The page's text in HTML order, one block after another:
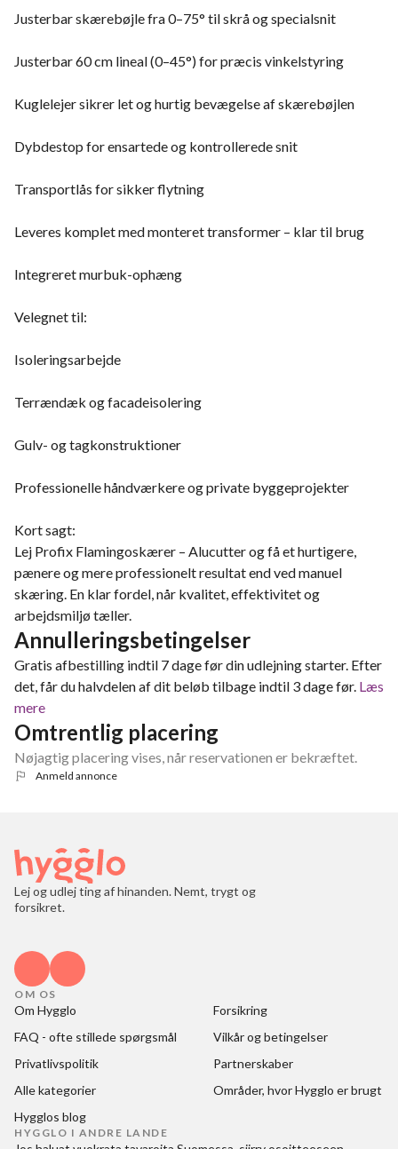
Justerbar skærebøjle fra 0–75° til skrå og specialsnit
Justerbar 60 cm lineal (0–45°) for præcis vinkelstyring
Kuglelejer sikrer let og hurtig bevægelse af skærebøjlen
Dybdestop for ensartede og kontrollerede snit
Transportlås for sikker flytning
Leveres komplet med monteret transformer – klar til brug
Integreret murbuk-ophæng
Velegnet til:
Isoleringsarbejde
Terrændæk og facadeisolering
Gulv- og tagkonstruktioner
Professionelle håndværkere og private byggeprojekter
Kort sagt:
Lej Profix Flamingoskærer – Alucutter og få et hurtigere,
pænere og mere professionelt resultat end ved manuel
skæring. En klar fordel, når kvalitet, effektivitet og
arbejdsmiljø tæller.
Annulleringsbetingelser
Gratis afbestilling indtil 7 dage før din udlejning starter. Efter
det, får du halvdelen af dit beløb tilbage indtil 3 dage før. Læs
mere
Omtrentlig placering
Nøjagtig placering vises, når reservationen er bekræftet.
Anmeld annonce
Lej og udlej ting af hinanden. Nemt, trygt og
forsikret.
OM OS
Om Hygglo
Forsikring
FAQ - ofte stillede spørgsmål
Vilkår og betingelser
Privatlivspolitik
Partnerskaber
Alle kategorier
Områder, hvor Hygglo er brugt
Hygglos blog
HYGGLO I ANDRE LANDE